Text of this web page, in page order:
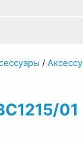
/
01